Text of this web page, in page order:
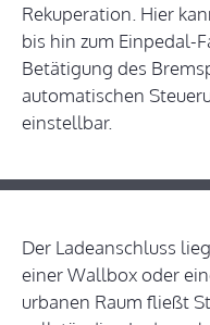
Rekuperation. Hier
bis hin zum Einpedal-
Betätigung des
automatischen
einstellbar.
Der Ladeanschluss
einer Wallbox oder
urbanen Raum fließt